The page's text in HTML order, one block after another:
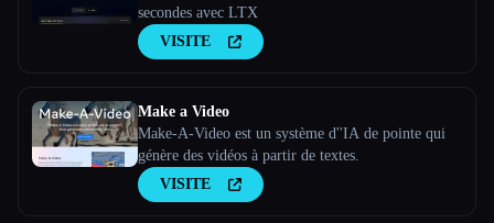
secondes avec LTX
VISITE
Make a Video
Make-A-Video est un système d''IA de pointe qui
génère des vidéos à partir de textes.
VISITE